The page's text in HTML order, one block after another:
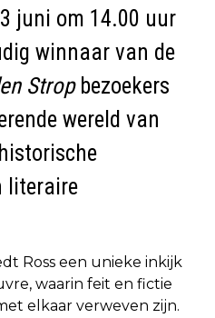
juni om 14.00 uur
winnaar van de
Stropbezoekers
wereld van
literaire
Ross een unieke inkijk
waarin feit en fictie
elkaar verweven zijn.